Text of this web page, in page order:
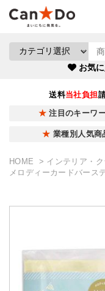
お気
送料当社負担
注目のキーワ
業種別人気商
HOME インテリア・ク
メロディーカードバース